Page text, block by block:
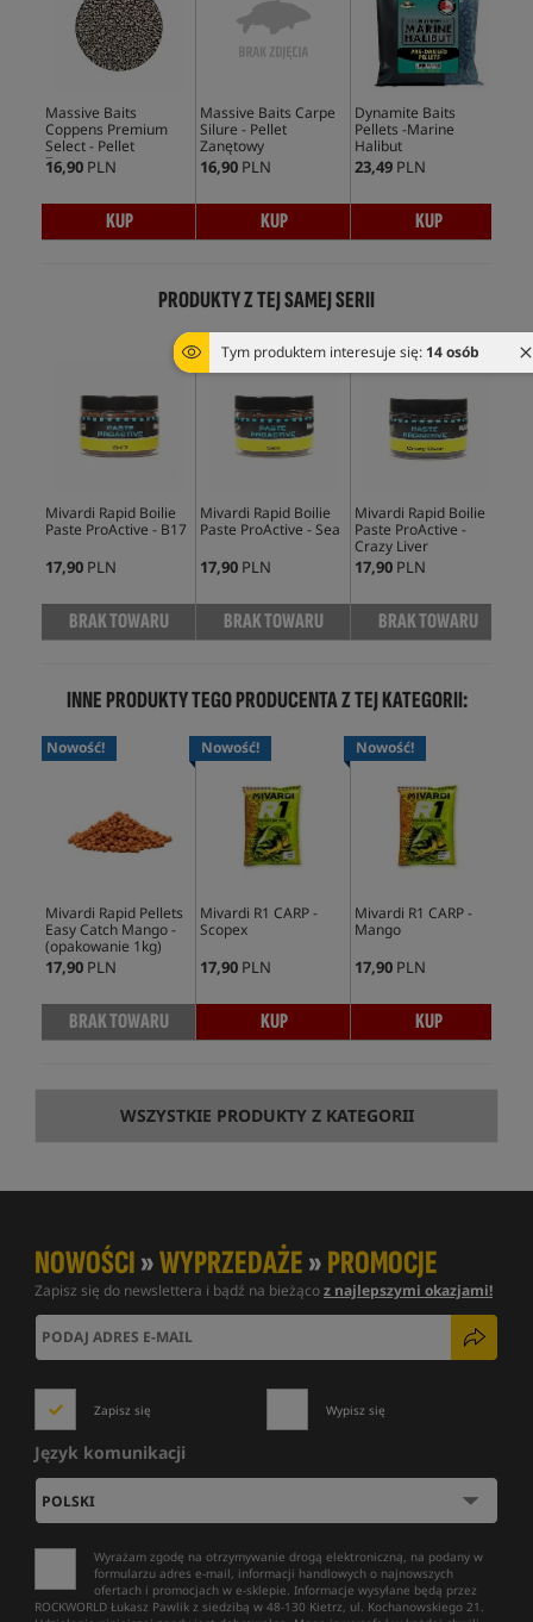
Tym produktem interesuje się:14 osób
Massive Baits
Coppens Premium
Select - Pellet
Zanętowy
16,90 PLN
KUP
Massive Baits Carpe
Silure - Pellet
Zanętowy
16,90 PLN
KUP
Dynamite Baits
Pellets -Marine
Halibut
23,49 PLN
KUP
PRODUKTY Z TEJ SAMEJ SERII
Mivardi Rapid Boilie
Paste ProActive - B17
17,90 PLN
BRAK TOWARU
Mivardi Rapid Boilie
Paste ProActive - Sea
17,90 PLN
BRAK TOWARU
Mivardi Rapid Boilie
Paste ProActive -
Crazy Liver
17,90 PLN
BRAK TOWARU
INNE PRODUKTY TEGO PRODUCENTA Z TEJ KATEGORII:
Nowość!
Mivardi Rapid Pellets
Easy Catch Mango -
(opakowanie 1kg)
17,90 PLN
BRAK TOWARU
Nowość!
Mivardi R1 CARP -
Scopex
17,90 PLN
KUP
Nowość!
Mivardi R1 CARP -
Mango
17,90 PLN
KUP
WSZYSTKIE PRODUKTY Z KATEGORII
NOWOŚCI»WYPRZEDAŻE»PROMOCJE
Zapisz się do newslettera i bądź na bieżącoz najlepszymi okazjami!
Zapisz się Wypisz się
Język komunikacji
Wyrażam zgodę na otrzymywanie drogą elektroniczną, na podany w
formularzu adres e-mail, informacji handlowych o najnowszych
ofertach i promocjach w e-sklepie. Informacje wysyłane będą przez
ROCKWORLD Łukasz Pawlik z siedzibą w 48-130 Kietrz, ul. Kochanowskiego 21.